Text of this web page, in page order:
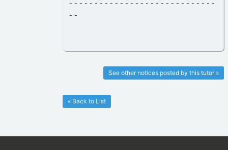
-----------------------------
--
See other notices posted by this tutor »
« Back to List